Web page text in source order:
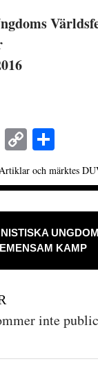
T
u
m
bl
r
C
op
y
Li
nk
el
a
och märktes
UNGDOM
KAMP
inte